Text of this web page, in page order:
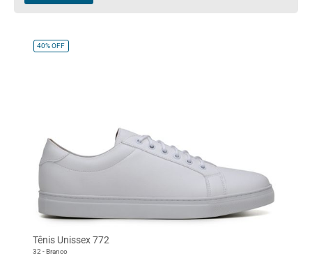
Limpar Tudo
R$ 499,99
R$ 500,00e acima
COR
Preto
40%OFF
Tênis Unissex 772
32 - Branco